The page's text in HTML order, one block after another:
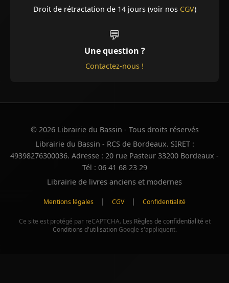
Droit de rétractation de 14 jours (voir nos CGV)
💬
Une question ?
Contactez-nous !
© 2026 Librairie du Bassin - Tous droits réservés
Librairie du Bassin - RCS de Bordeaux. SIRET :
49398276300036. Adresse : 20 rue Pasteur 33200 Bordeaux -
Tél : 06 41 68 23 29
Librairie de livres anciens et modernes
Mentions légales | CGV | Confidentialité
Ce site est protégé par reCAPTCHA. Les Règles de confidentialité et
Conditions d'utilisationGoogle s'appliquent.